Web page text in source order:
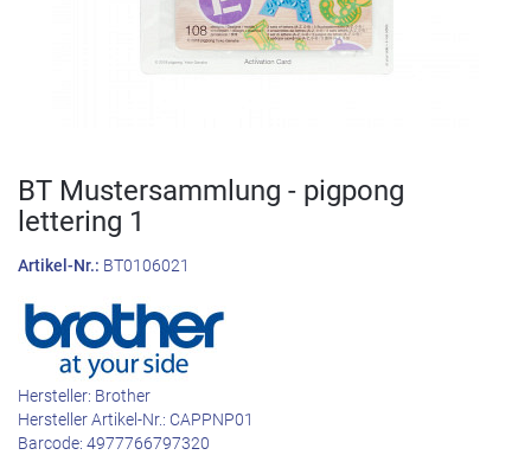
BT Mustersammlung - pigpong
lettering 1
Artikel-Nr.: BT0106021
Hersteller: Brother
Hersteller Artikel-Nr.: CAPPNP01
Barcode: 4977766797320